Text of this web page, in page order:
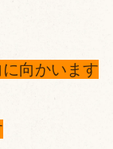
向かいます